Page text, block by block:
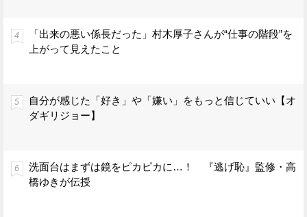
「出来の悪い係長だった」村木厚子さんが“仕事の階段”を
上がって見えたこと
自分が感じた「好き」や「嫌い」をもっと信じていい【オ
ダギリジョー】
洗面台はまずは鏡をピカピカに…！ 『逃げ恥』監修・高
橋ゆきが伝授